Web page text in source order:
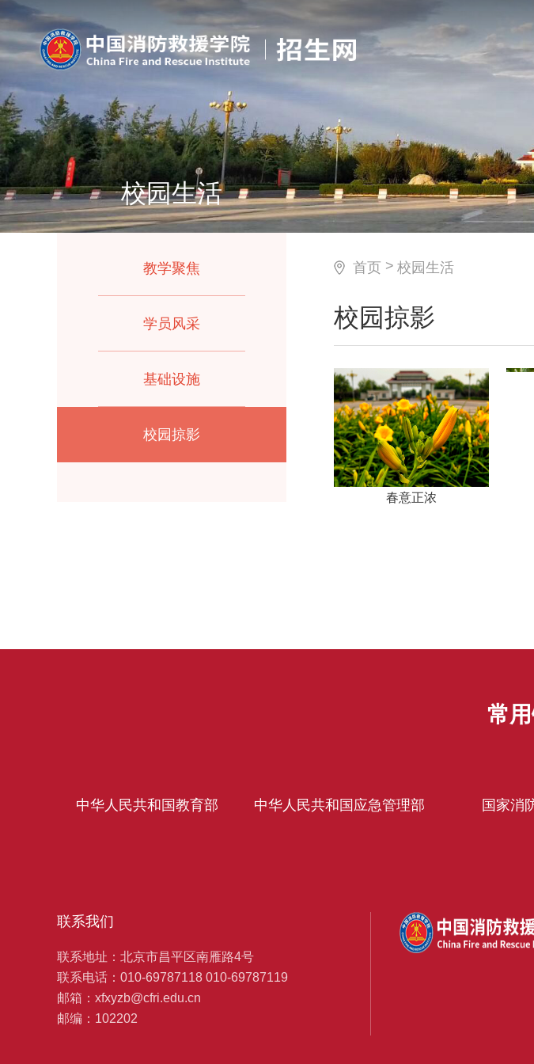
校园生活
教学聚焦
学员风采
基础设施
校园掠影
首页 校园生活
校园掠影
春意正浓
常
中华人民共和国教育部 中华人民共和国应急管理部 国家消
联系我们
联系地址：北京市昌平区南雁路4号
联系电话：010-69787118 010-69787119
邮箱：xfxyzb@cfri.edu.cn
邮编：102202